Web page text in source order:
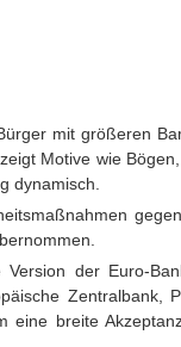
mit größeren
Motive wie
dynamisch.
der Euro-
Zentralbank,
breite